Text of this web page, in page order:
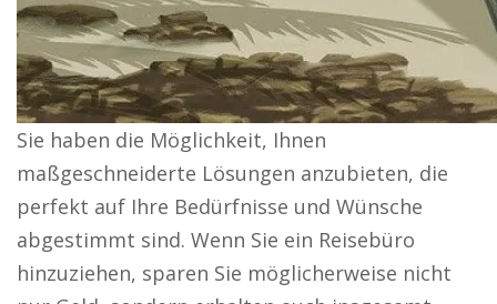
Sie haben die Möglichkeit, Ihnen
maßgeschneiderte Lösungen anzubieten, die
perfekt auf Ihre Bedürfnisse und Wünsche
abgestimmt sind. Wenn Sie ein Reisebüro
hinzuziehen, sparen Sie möglicherweise nicht